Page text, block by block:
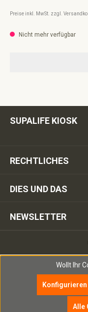
Preise inkl. MwSt. zzgl.
Nicht mehr verfügbar
SUPALIFE KIOSK
RECHTLICHES
DIES UND DAS
NEWSLETTER
Wollt Ihr
Konfigurieren
Alle